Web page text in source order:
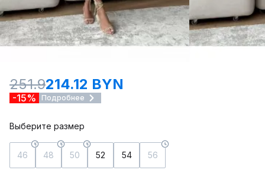
251.9214.12 BYN
-15% Подробнее
Выберите размер
46 48 50 52 54 56